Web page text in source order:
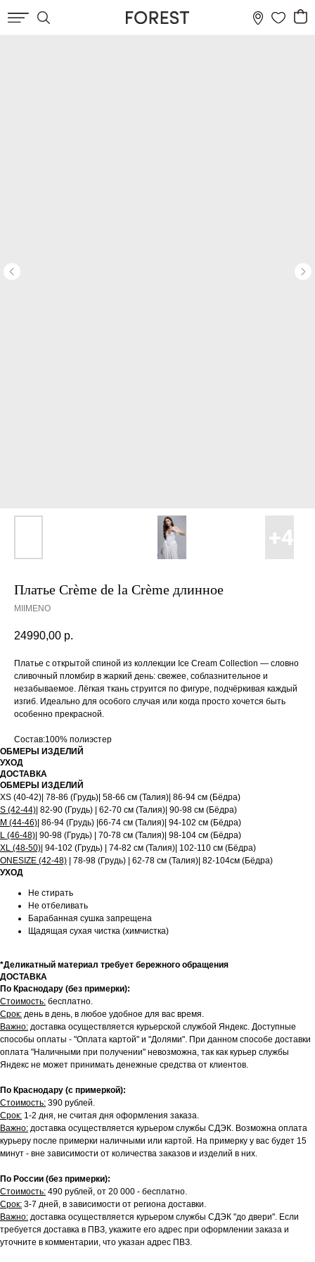
Платье Crème de la Crème длинное
MIIMENO
24990,00 р.
Платье с открытой спиной из коллекции Ice Cream Collection — словно
сливочный пломбир в жаркий день: свежее, соблазнительное и
незабываемое. Лёгкая ткань струится по фигуре, подчёркивая каждый
изгиб. Идеально для особого случая или когда просто хочется быть
особенно прекрасной.
Состав:100% полиэстер
ОБМЕРЫ ИЗДЕЛИЙ
УХОД
ДОСТАВКА
ОБМЕРЫ ИЗДЕЛИЙ
XS (40-42)| 78-86 (Грудь)| 58-66 см (Талия)| 86-94 см (Бёдра)
S (42-44)| 82-90 (Грудь) | 62-70 см (Талия)| 90-98 см (Бёдра)
M (44-46)| 86-94 (Грудь) |66-74 см (Талия)| 94-102 см (Бёдра)
L (46-48)| 90-98 (Грудь) | 70-78 см (Талия)| 98-104 см (Бёдра)
XL (48-50)| 94-102 (Грудь) | 74-82 см (Талия)| 102-110 см (Бёдра)
ONESIZE (42-48) | 78-98 (Грудь) | 62-78 см (Талия)| 82-104см (Бёдра)
УХОД
Не стирать
Не отбеливать
Барабанная сушка запрещена
Щадящая сухая чистка (химчистка)
*Деликатный материал требует бережного обращения
ДОСТАВКА
По Краснодару (без примерки):
Стоимость: бесплатно.
Срок: день в день, в любое удобное для вас время.
Важно: доставка осуществляется курьерской службой Яндекс. Доступные
способы оплаты - "Оплата картой" и "Долями". При данном способе доставки
оплата "Наличными при получении" невозможна, так как курьер службы
Яндекс не может принимать денежные средства от клиентов.
По Краснодару (с примеркой):
Стоимость: 390 рублей.
Срок: 1-2 дня, не считая дня оформления заказа.
Важно: доставка осуществляется курьером службы СДЭК. Возможна оплата
курьеру после примерки наличными или картой. На примерку у вас будет 15
минут - вне зависимости от количества заказов и изделий в них.
По России (без примерки):
Стоимость: 490 рублей, от 20 000 - бесплатно.
Срок: 3-7 дней, в зависимости от региона доставки.
Важно: доставка осуществляется курьером службы СДЭК "до двери". Если
требуется доставка в ПВЗ, укажите его адрес при оформлении заказа и
уточните в комментарии, что указан адрес ПВЗ.